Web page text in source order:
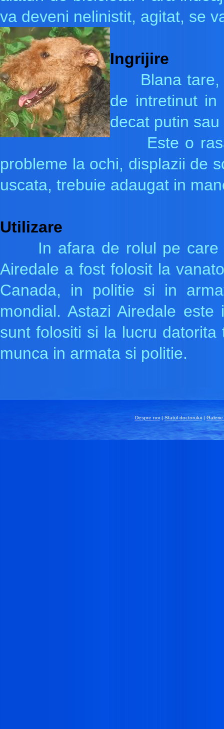
va deveni nelinistit, agitat, se
Ingrijire
Blana tare,
de intretinut in
decat putin
Este o rasa
probleme la ochi, displazii de
uscata, trebuie adaugat in
Utilizare
In afara de rolul pe care il
Airedale a fost folosit la
Canada, in politie si in
mondial. Astazi Airedale
sunt folositi si la lucru
munca in armata si politie.
Despre noi| Sfatul doctorului|